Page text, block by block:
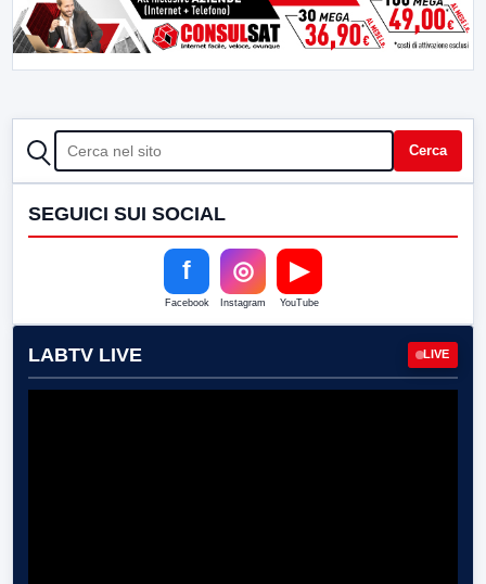
CERCA Cerca
SEGUICI SUI SOCIAL
f
Facebook
◎
Instagram
▶
YouTube
LABTV LIVE LIVE